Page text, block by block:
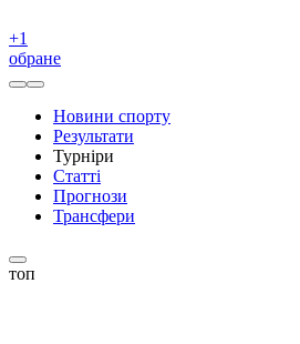
+1
обране
Новини спорту
Результати
Турніри
Статті
Прогнози
Трансфери
топ